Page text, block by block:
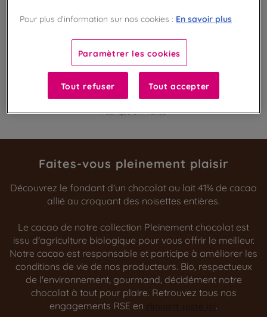
Liste des ingrédients et allergènes
100%
Fabriqué en France
Faites-vous pleinement plaisir
Découvrez le fondant d'un chocolat au lait 41% de cacao
allié au croquant des noisettes entières.
Le cacao de notre collection Pleinement chocolat est
issu d'agriculture biologique pour vous offrir le meilleur.
Notre cacao est responsable et participe à améliorer les
conditions de vie de nos producteurs. Bio, respectueux
de l'environnement, gourmand, décidément notre
chocolat à tout pour plaire. Retrouvez tous nos
engagements RSE en
cliquant juste ici.
Pour plus d’information sur nos cookies : En savoir plus
Paramètrer les cookies
Tout refuser Tout accepter